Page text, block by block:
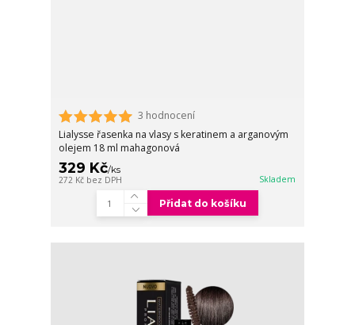
3 hodnocení
Lialysse řasenka na vlasy s keratinem a arganovým
olejem 18 ml mahagonová
329 Kč/ks
272 Kč bez DPH Skladem
Přidat do košíku